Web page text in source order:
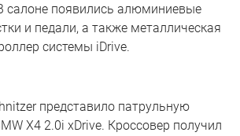
салоне появились алюминиевые
и педали, а также металлическая
системы iDrive.
представило патрульную
X4 2.0i xDrive. Кроссовер получил